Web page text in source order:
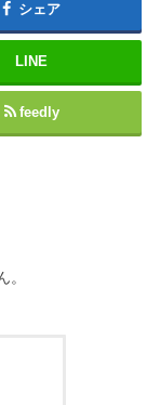
シェア
LINE
feedly
。